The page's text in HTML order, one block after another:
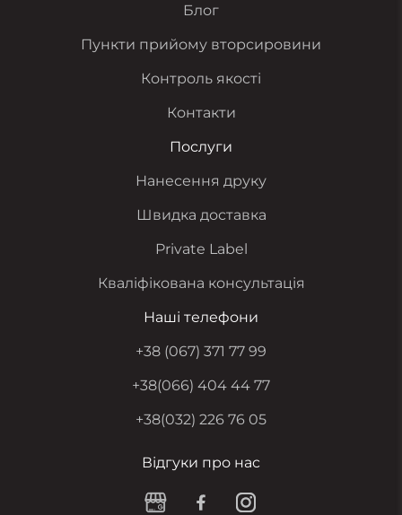
Блог
Пункти прийому вторсировини
Контроль якості
Контакти
Послуги
Нанесення друку
Швидка доставка
Private Label
Кваліфікована консультація
Наші телефони
+38 (067) 371 77 99
+38(066) 404 44 77
+38(032) 226 76 05
Відгуки про наc